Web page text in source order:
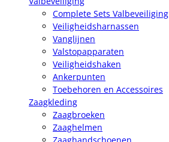
Complete Sets Valbeveiliging
Veiligheidsharnassen
Vanglijnen
Valstopapparaten
Veiligheidshaken
Ankerpunten
Toebehoren en Accessoires
Zaagkleding
Zaagbroeken
Zaaghelmen